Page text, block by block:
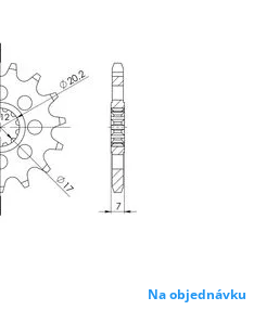
Na objednávku